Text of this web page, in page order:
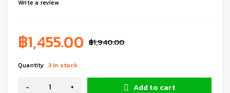
Write a review
฿1,940.00
฿1,455.00
Quantity 3 in stock
Add to cart